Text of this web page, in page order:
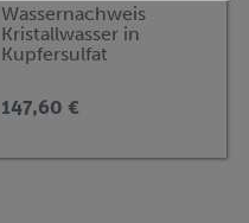
Wassernachweis
Kristallwasser in
Kupfersulfat
147,60 €